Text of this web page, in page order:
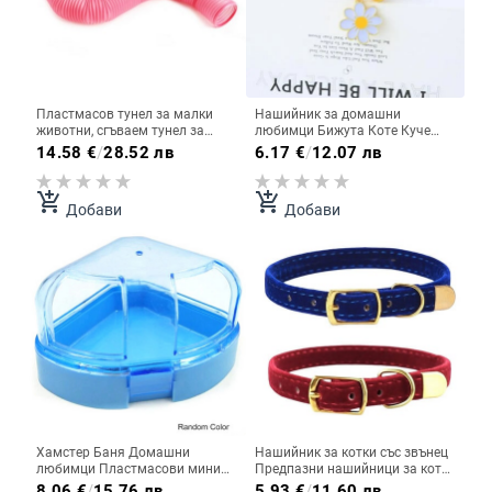
Пластмасов тунел за малки
животни, сгъваем тунел за
игра, тунел за упражнения за
заек, пор, морско свинче,
консумативи за домашни
любимци
14.58 €/28.52 лв
add_shopping_cart Добави
Нашийник за домашни
любимци Бижута Коте Куче
Нашийник със свежи цветя
Аксесоари за домашни
любимци Висулка Яка Сладко
прекрасно Flowe Сладко колие
за домашни любимци със
6.17 €/12.07 лв
add_shopping_cart Добави
Хамстер Баня Домашни
любимци Пластмасови мини
двойни врати Хамстер Вана
Нашийник за котки със звънец
Предпазни нашийници за котки
Кученце Нашийник за котки